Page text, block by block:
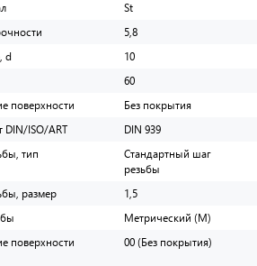
St
5,8
d
10
60
поверхности
Без покрытия
DIN/ISO/ART
DIN 939
тип
Стандартный шаг
резьбы
размер
1,5
Метрический (M)
поверхности
00 (Без покрытия)